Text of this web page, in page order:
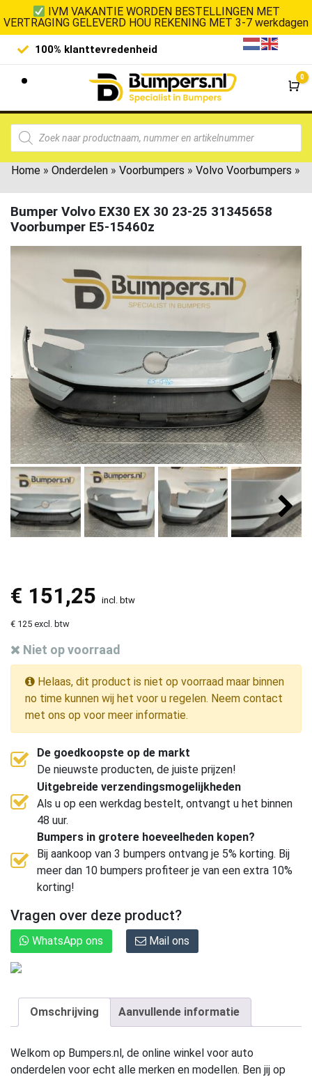
IVM VAKANTIE WORDEN BESTELLINGEN MET
VERTRAGING GELEVERD HOU REKENING MET 3-7 werkdagen
100% klanttevredenheid
0
Home » Onderdelen » Voorbumpers » Volvo Voorbumpers »
Bumper Volvo EX30 EX 30 23-25 31345658
Voorbumper E5-15460z
€ 151,25 incl. btw
€ 125 excl. btw
Niet op voorraad
Helaas, dit product is niet op voorraad maar binnen
no time kunnen wij het voor u regelen. Neem contact
met ons op voor meer informatie.
De goedkoopste op de markt
De nieuwste producten, de juiste prijzen!
Uitgebreide verzendingsmogelijkheden
Als u op een werkdag bestelt, ontvangt u het binnen
48 uur.
Bumpers in grotere hoeveelheden kopen?
Bij aankoop van 3 bumpers ontvang je 5% korting. Bij
meer dan 10 bumpers profiteer je van een extra 10%
korting!
Vragen over deze product?
WhatsApp ons Mail ons
Omschrijving Aanvullende informatie
Welkom op Bumpers.nl, de online winkel voor auto
onderdelen voor echt alle merken en modellen. Ben jij op